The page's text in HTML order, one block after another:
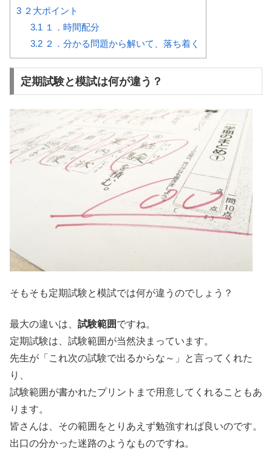
3 ２大ポイント
3.1 １．時間配分
3.2２．分かる問題から解いて、落ち着く
定期試験と模試は何が違う？
そもそも定期試験と模試では何が違うのでしょう？
最大の違いは、 試験範囲ですね。
定期試験は、試験範囲が当然決まっています。
先生が「これ次の試験で出るからな～」と言ってくれた
り、
試験範囲が書かれたプリントまで用意してくれることもあ
ります。
皆さんは、その範囲をとりあえず勉強すれば良いのです。
出口の分かった迷路のようなものですね。